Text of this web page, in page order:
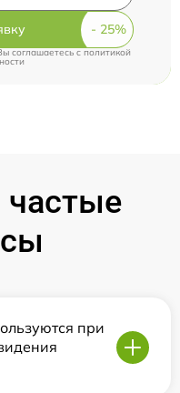
соглашаетесь cполитикой
частые
при